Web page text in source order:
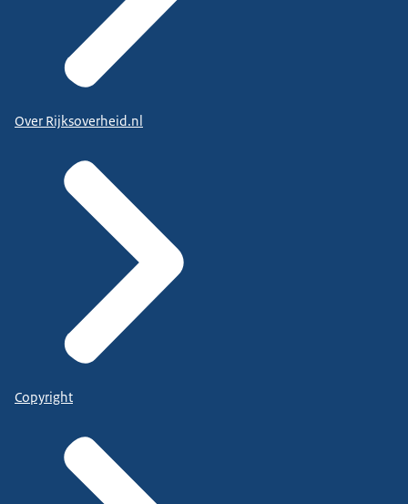
Over Rijksoverheid.nl
Copyright